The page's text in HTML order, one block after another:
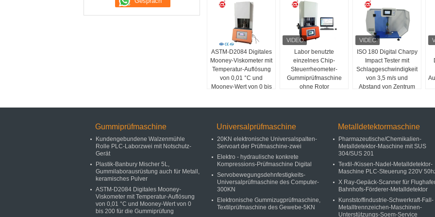
ASTM-D2084 Digitales
Mooney-Viskometer mit
Temperatur-Auflösung
von 0,01 °C und
Mooney-Wert von 0 bis
Labor benutzte
einzelnes Chip-
Steuerrheometer-
Gummiprüfmaschine
ohne Rotor
ISO 180 Digital Charpy
Impact Tester mit
Schlaggeschwindigkeit
von 3,5 m/s und
Abstand von Zentrum
Gummiprüfmaschine
Kundengebundene Walzenmühle
Rolle PLC-Laborzwei mit Notschutz-
Gerät
Plastik-Banbury Mischer 5L,
Gummilaborausrüstung auch für Metall,
keramisches Pulver
ASTM-D2084 Digitales Mooney-
Viskometer mit Temperatur-Auflösung
von 0,01 °C und Mooney-Wert von 0
bis 200 für die Gummiprüfung
Universalprüfmaschine
20KN elektronische Universalspalten-
Servoart der Prüfmaschine-zwei
Elektro - hydraulische konkrete
Kompressions-Prüfmaschine Digital
Servobewegungsdehnfestigkeits-
Universalprüfmaschine des Computer-
300KN
Elektronische Gummizugprüfmaschine,
Textilprüfmaschine des Gewebe-5KN
Metalldetektormaschine
Pharmazeutische/Chemikalien-
Metalldetektor-Maschine mit SUS
304/SUS 201
Textil-/Kissen-Nadel-Metalldetektor-
Maschine PLC-Steuerung 220V
X Ray-Gepäck-Scanner für
Bahnhofs-Förderer-Metalldetektor
Kunststoffindustrie-Schwerkraft-Fall-
Metalltrennzeichen-Maschinen-
Unterstützungs-Soem-Service